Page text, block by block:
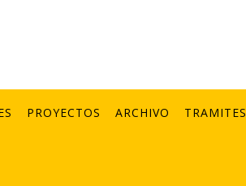
PROYECTOS ARCHIVO TRAMITES